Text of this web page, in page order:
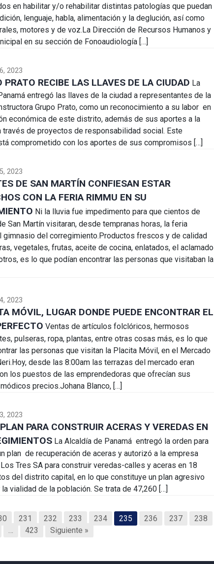
en habilitar y/o rehabilitar distintas patologías que puedan
lenguaje, habla, alimentación y la deglución, así como
motores y de voz.La Dirección de Recursos Humanos y
en su sección de Fonoaudiología […]
2023
PRATO RECIBE LAS LLAVES DE LA CIUDAD La
entregó las llaves de la ciudad a representantes de la
Grupo Prato, como un reconocimiento a su labor en
económica de este distrito, además de sus aportes a la
través de proyectos de responsabilidad social. Este
comprometido con los aportes de sus compromisos […]
2023
DE SAN MARTÍN CONFIESAN ESTAR
CON LA FERIA RIMMU EN SU
Ni la lluvia fue impedimento para que cientos de
San Martín visitaran, desde tempranas horas, la feria
gimnasio del corregimiento.Productos frescos y de calidad
vegetales, frutas, aceite de cocina, enlatados, el aclamado
es lo que podían encontrar las personas que visitaban la
2023
MÓVIL, LUGAR DONDE PUEDE ENCONTRAR EL
Ventas de artículos folclóricos, hermosos
pulseras, ropa, plantas, entre otras cosas más, es lo que
las personas que visitan la Placita Móvil, en el Mercado
desde las 8:00am las terrazas del mercado eran
los puestos de las emprendedoras que ofrecían sus
precios.Johana Blanco, […]
2023
PARA CONSTRUIR ACERAS Y VEREDAS EN
La Alcaldía de Panamá entregó la orden para
plan de recuperación de aceras y autorizó a la empresa
Tres SA para construir veredas-calles y aceras en 18
del distrito capital, en lo que constituye un plan agresivo
vialidad de la población. Se trata de 47,260 […]
231 232 233 234 235 236 237
238
… 423 Siguiente »